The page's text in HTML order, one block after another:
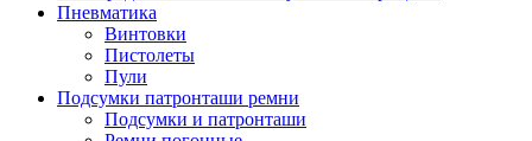
Пневматика
Винтовки
Пистолеты
Пули
Подсумки патронташи ремни
Подсумки и патронташи